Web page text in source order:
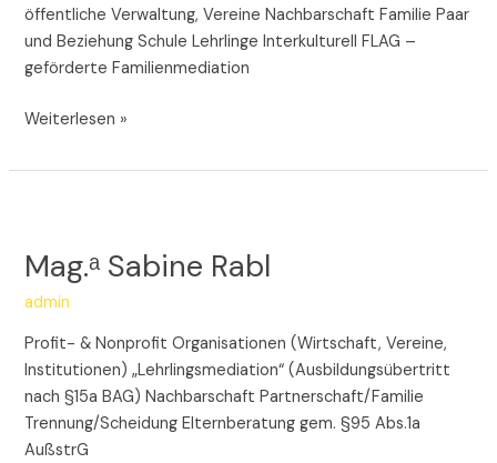
öffentliche Verwaltung, Vereine Nachbarschaft Familie Paar
und Beziehung Schule Lehrlinge Interkulturell FLAG –
geförderte Familienmediation
Weiterlesen »
Mag.ᵃ Sabine Rabl
admin
Profit- & Nonprofit Organisationen (Wirtschaft, Vereine,
Institutionen) „Lehrlingsmediation“ (Ausbildungsübertritt
nach §15a BAG) Nachbarschaft Partnerschaft/Familie
Trennung/Scheidung Elternberatung gem. §95 Abs.1a
AußstrG
Rabl